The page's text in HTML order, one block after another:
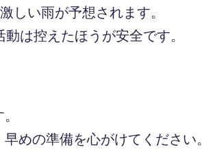
しい雨が予想されます。
は控えたほうが安全です。
めの準備を心がけてください。